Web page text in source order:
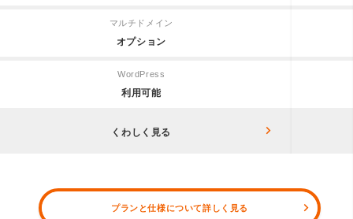
マルチドメイン
オプション
WordPress
利用可能
くわしく見る
プランと仕様について詳しく見る